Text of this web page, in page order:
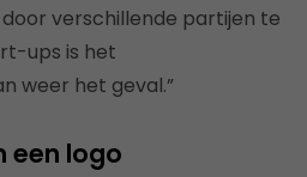
verschillende partijen te
ups is het
weer het geval.”
een logo